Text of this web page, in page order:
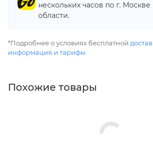
нескольких часов по г.
области.
*Подробнее о условиях бесплатной
информация и тарифы
Похожие товары